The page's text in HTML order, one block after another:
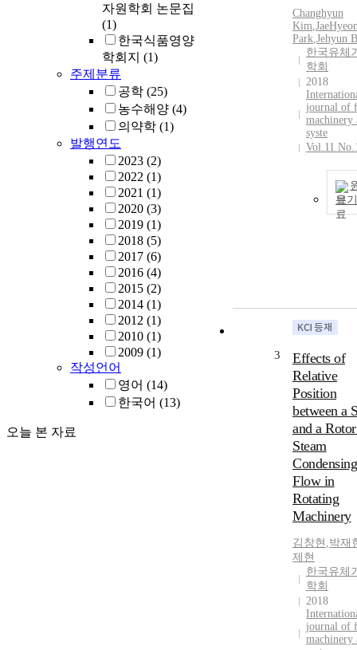
자원학회 논문집
(1)
한국식품영양
학회지 (1)
주제분류
공학 (25)
농수해양 (4)
의약학 (1)
발행연도
2023 (2)
2022 (1)
2021 (1)
2020 (3)
2019 (1)
2018 (5)
2017 (6)
2016 (4)
2015 (2)
2014 (1)
2012 (1)
2010 (1)
2009 (1)
작성언어
영어 (14)
한국어 (13)
오늘 본 자료
Changhyun
Kim,
Park,Jehyun
한국유체
학회
2018
journal of
machinery
syste
Vol.11
보기
3
Effects of
Relative
Position
between a
and a
Steam
Condensing
Flow in
Rotating
Machinery
김창현 ,박재
제현
한국유체
학회
2018
journal of
machinery